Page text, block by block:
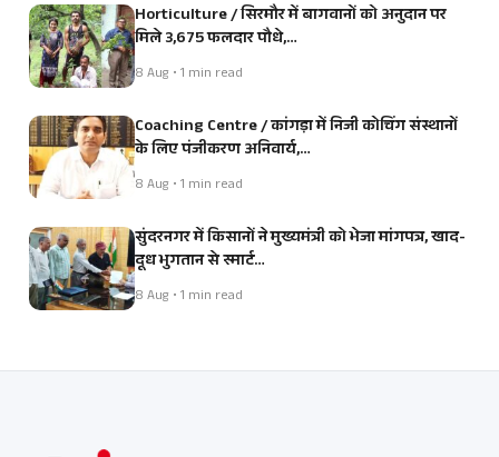
Horticulture / सिरमौर में बागवानों को अनुदान पर
मिले 3,675 फलदार पौधे,…
8 Aug • 1 min read
Coaching Centre / कांगड़ा में निजी कोचिंग संस्थानों
के लिए पंजीकरण अनिवार्य,…
8 Aug • 1 min read
सुंदरनगर में किसानों ने मुख्यमंत्री को भेजा मांगपत्र, खाद-
दूध भुगतान से स्मार्ट…
8 Aug • 1 min read